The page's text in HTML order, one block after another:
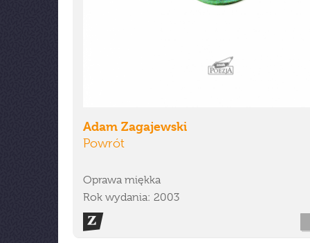
Adam Zagajewski
Powrót
Oprawa miękka
Rok wydania: 2003